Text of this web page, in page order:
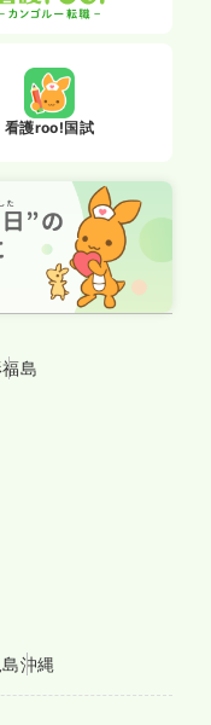
看護roo!国試
福島
沖縄